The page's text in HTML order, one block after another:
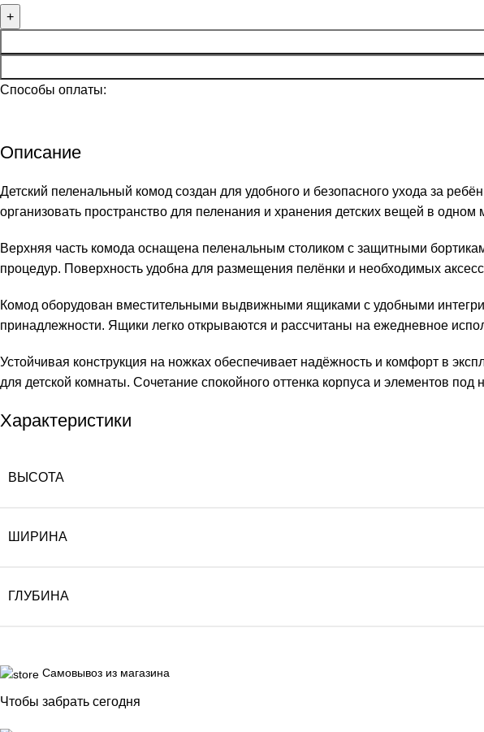
Способы оплаты:
Описание
Детский пеленальный комод создан для удобного и безопасного ухода за
организовать пространство для пеленания и хранения детских вещей в одном
Верхняя часть комода оснащена пеленальным столиком с защитными
процедур. Поверхность удобна для размещения пелёнки и необходимых
Комод оборудован вместительными выдвижными ящиками с удобными
принадлежности. Ящики легко открываются и рассчитаны на ежедневное
Устойчивая конструкция на ножках обеспечивает надёжность и комфорт в
для детской комнаты. Сочетание спокойного оттенка корпуса и элементов
Характеристики
ВЫСОТА
ШИРИНА
ГЛУБИНА
Самовывоз из магазина
Чтобы забрать сегодня